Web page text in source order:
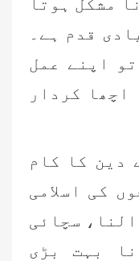
قدم ہے۔
اپنے عمل
اچھا کردار
دین کا کام
کی اسلامی
سچائی
بہت بڑی